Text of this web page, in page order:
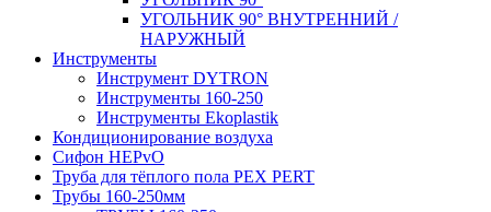
УГОЛЬНИК 90° ВНУТРЕННИЙ /
НАРУЖНЫЙ
Инструменты
Инструмент DYTRON
Инструменты 160-250
Инструменты Ekoplastik
Кондиционирование воздуха
Сифон HEPvO
Труба для тёплого пола PEX PERT
Трубы 160-250мм